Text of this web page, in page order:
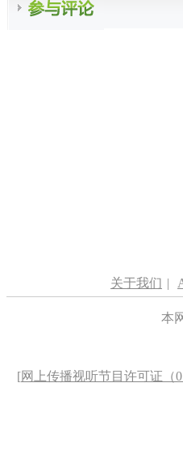
关于我们 |
本
[网上传播视听节目许可证（